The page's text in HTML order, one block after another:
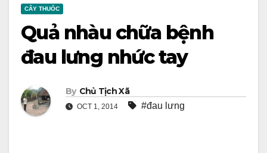
CÂY THUỐC
Quả nhàu chữa bệnh
đau lưng nhức tay
By Chủ Tịch Xã
OCT 1, 2014 #đau lưng